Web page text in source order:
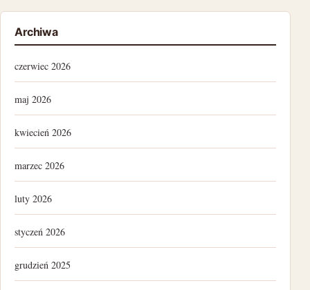
Archiwa
czerwiec 2026
maj 2026
kwiecień 2026
marzec 2026
luty 2026
styczeń 2026
grudzień 2025